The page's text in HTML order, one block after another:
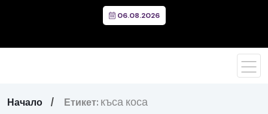
06.08.2026
Начало Етикет: къса коса